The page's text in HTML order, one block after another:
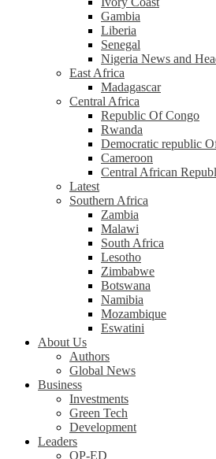
Gambia
Liberia
Senegal
Nigeria News and
East Africa
Madagascar
Central Africa
Republic Of Congo
Rwanda
Democratic republic
Cameroon
Central African
Latest
Southern Africa
Zambia
Malawi
South Africa
Lesotho
Zimbabwe
Botswana
Namibia
Mozambique
Eswatini
About Us
Authors
Global News
Business
Investments
Green Tech
Development
Leaders
OP-ED